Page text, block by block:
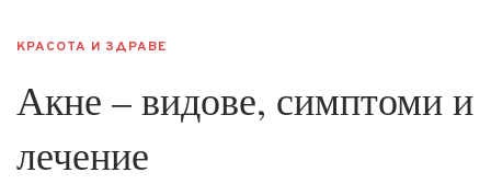
КРАСОТА И ЗДРАВЕ
Акне – видове, симптоми и
лечение